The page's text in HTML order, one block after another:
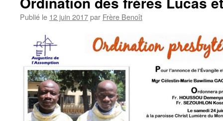
Publié le 12 juin 2017par Frère Benoît